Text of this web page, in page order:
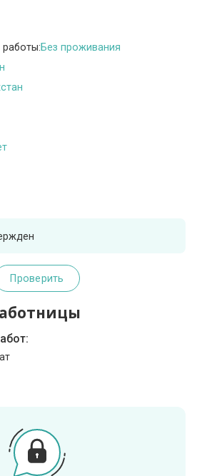
Без проживания
Проверить